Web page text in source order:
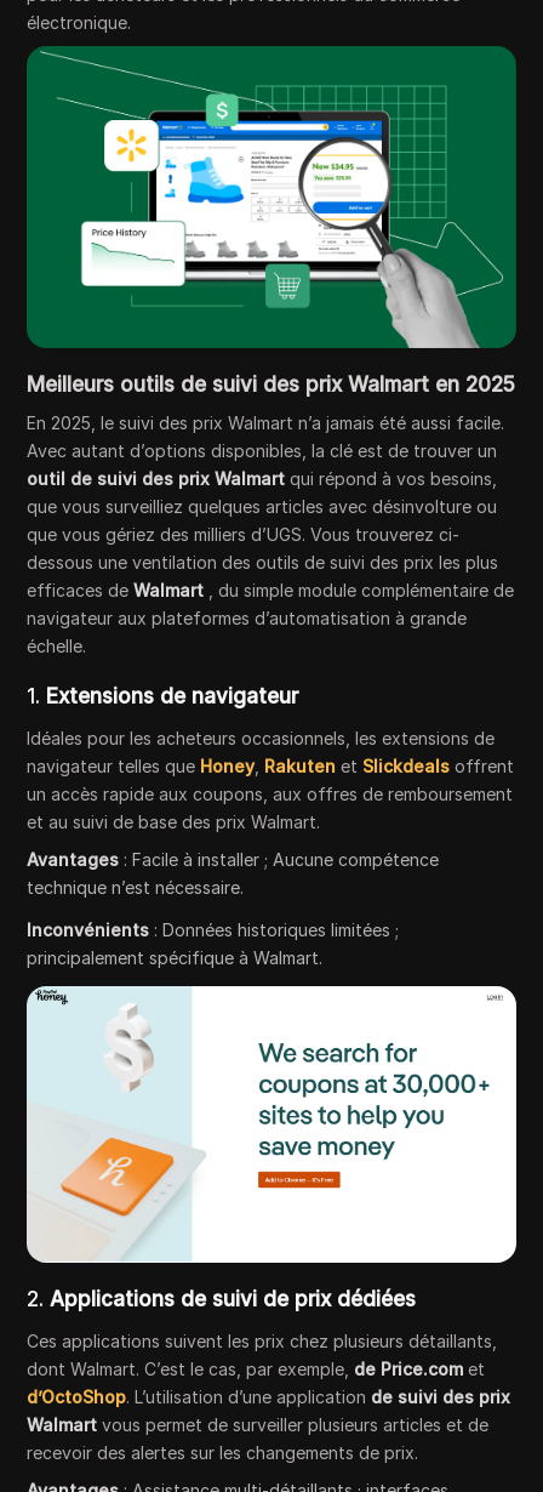
électronique.
Meilleurs outils de suivi des prix Walmart en 2025
En 2025, le suivi des prix Walmart n’a jamais été aussi facile.
Avec autant d’options disponibles, la clé est de trouver un
outil de suivi des prix Walmart qui répond à vos besoins,
que vous surveilliez quelques articles avec désinvolture ou
que vous gériez des milliers d’UGS. Vous trouverez ci-
dessous une ventilation des outils de suivi des prix les plus
efficaces deWalmart , du simple module complémentaire de
navigateur aux plateformes d’automatisation à grande
échelle.
1. Extensions de navigateur
Idéales pour les acheteurs occasionnels, les extensions de
navigateur telles que Honey, Rakuten et Slickdealsoffrent
un accès rapide aux coupons, aux offres de remboursement
et au suivi de base des prix Walmart.
Avantages : Facile à installer ; Aucune compétence
technique n’est nécessaire.
Inconvénients : Données historiques limitées ;
principalement spécifique à Walmart.
2.Applications de suivi de prix dédiées
Ces applications suivent les prix chez plusieurs détaillants,
dont Walmart. C’est le cas, par exemple, de Price.com et
d’OctoShop. L’utilisation d’une application de suivi des prix
Walmart vous permet de surveiller plusieurs articles et de
recevoir des alertes sur les changements de prix.